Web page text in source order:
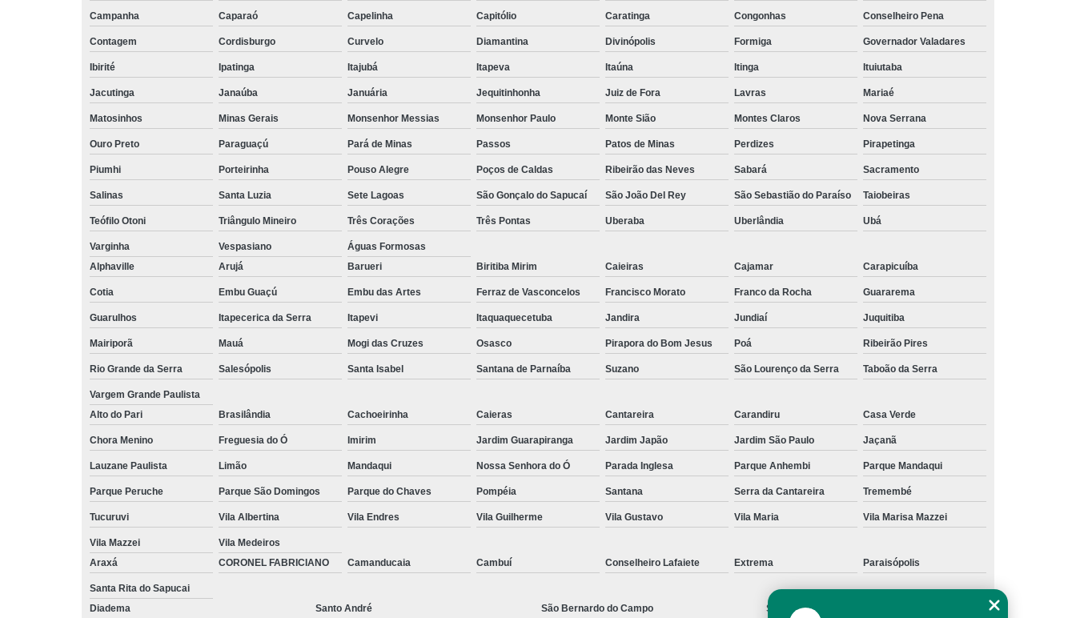
Campanha Caparaó Capelinha Capitólio Caratinga Congonhas Conselheiro Pena
Contagem Cordisburgo Curvelo Diamantina Divinópolis Formiga Governador Valadares
Ibirité Ipatinga Itajubá Itapeva Itaúna Itinga Ituiutaba
Jacutinga Janaúba Januária Jequitinhonha Juiz de Fora Lavras Mariaé
Matosinhos Minas Gerais Monsenhor Messias Monsenhor Paulo Monte Sião Montes Claros Nova Serrana
Ouro Preto Paraguaçú Pará de Minas Passos Patos de Minas Perdizes Pirapetinga
Piumhi Porteirinha Pouso Alegre Poços de Caldas Ribeirão das Neves Sabará Sacramento
Salinas Santa Luzia Sete Lagoas São Gonçalo do Sapucaí São João Del Rey São Sebastião do Paraíso Taiobeiras
Teófilo Otoni Triângulo Mineiro Três Corações Três Pontas Uberaba Uberlândia Ubá
Varginha Vespasiano
Águas Formosas
Alphaville
Arujá Barueri Biritiba Mirim Caieiras Cajamar Carapicuíba
Cotia Embu Guaçú Embu das Artes Ferraz de Vasconcelos Francisco Morato Franco da Rocha Guararema
Guarulhos Itapecerica da Serra Itapevi Itaquaquecetuba Jandira Jundiaí Juquitiba
Mairiporã Mauá Mogi das Cruzes Osasco Pirapora do Bom Jesus Poá Ribeirão Pires
Rio Grande da Serra Salesópolis Santa Isabel Santana de Parnaíba Suzano São Lourenço da Serra Taboão da Serra
Vargem Grande Paulista
Alto do Pari
Brasilândia Cachoeirinha Caieras Cantareira Carandiru Casa Verde
Chora Menino Freguesia do Ó Imirim Jardim Guarapiranga Jardim Japão Jardim São Paulo Jaçanã
Lauzane Paulista Limão Mandaqui Nossa Senhora do Ó Parada Inglesa Parque Anhembi Parque Mandaqui
Parque Peruche Parque São Domingos Parque do Chaves Pompéia Santana Serra da Cantareira Tremembé
Tucuruvi Vila Albertina Vila Endres Vila Guilherme Vila Gustavo Vila Maria Vila Marisa Mazzei
Vila Mazzei
Vila Medeiros
Araxá
CORONEL FABRICIANO Camanducaia Cambuí Conselheiro Lafaiete Extrema Paraisópolis
Santa Rita do Sapucai
Diadema
Santo André São Bernardo do Campo São Caetano do Sul